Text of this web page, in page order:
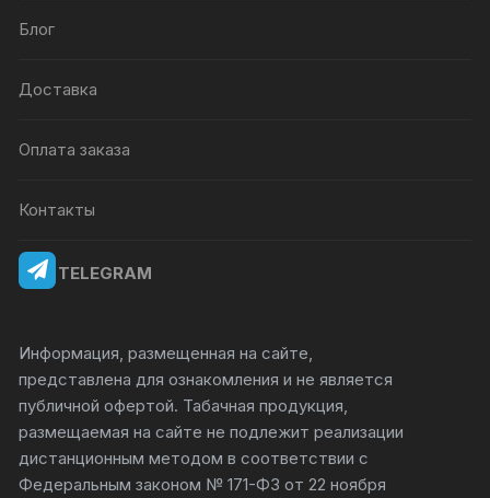
Блог
Доставка
Оплата заказа
Контакты
TELEGRAM
Информация, размещенная на сайте,
представлена для ознакомления и не является
публичной офертой. Табачная продукция,
размещаемая на сайте не подлежит реализации
дистанционным методом в соответствии с
Федеральным законом № 171-ФЗ от 22 ноября